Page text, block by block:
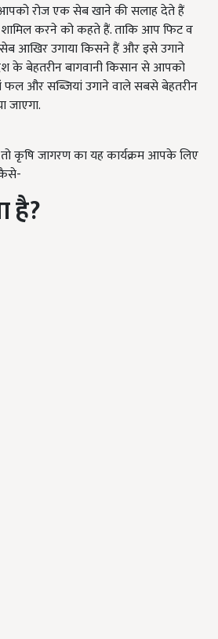
रोज एक सेब खाने की सलाह देते हैं
शामिल करने को कहते हैं. ताकि आप फिट व
आखिर उगाया किसने हैं और इसे उगाने
के बेहतरीन बागवानी किसान से आपको
फल और सब्जियां उगाने वाले सबसे बेहतरीन
जाएगा.
तो कृषि जागरण का यह कार्यक्रम आपके लिए
है?